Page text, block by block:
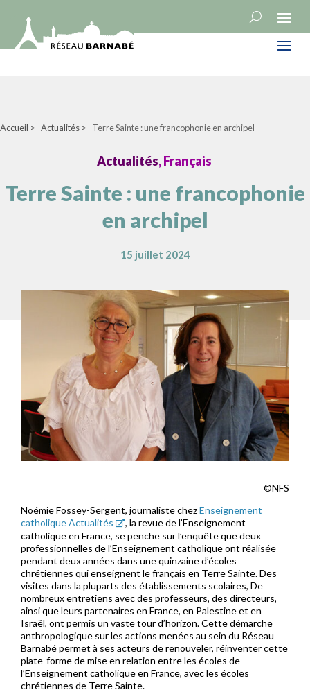
Accueil > Actualités > Terre Sainte : une francophonie en archipel
Actualités, Français
Terre Sainte : une francophonie
en archipel
15 juillet 2024
©NFS
Noémie Fossey-Sergent, journaliste chezEnseignement
catholique Actualités
, la revue de l’Enseignement
catholique en France, se penche sur l’enquête que deux
professionnelles de l’Enseignement catholique ont réalisée
pendant deux années dans une quinzaine d’écoles
chrétiennes qui enseignent le français en Terre Sainte. Des
visites dans la pluparts des établissements scolaires, De
nombreux entretiens avec des professeurs, des directeurs,
ainsi que leurs partenaires en France, en Palestine et en
Israël, ont permis un vaste tour d’horizon. Cette démarche
anthropologique sur les actions menées au sein du Réseau
Barnabé permet à ses acteurs de renouveler, réinventer cette
plate-forme de mise en relation entre les écoles de
l’Enseignement catholique en France, avec les écoles
chrétiennes de Terre Sainte.